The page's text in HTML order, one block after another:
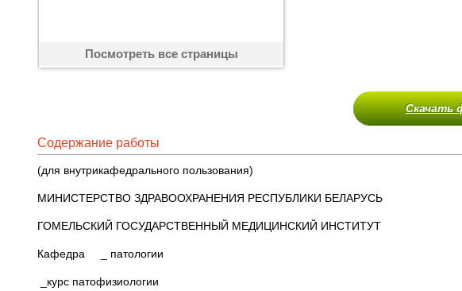
Посмотреть все страницы
Скачать
Содержание работы
(для внутрикафедрального пользования)
МИНИСТЕРСТВО ЗДРАВООХРАНЕНИЯ РЕСПУБЛИКИ БЕЛАРУСЬ
ГОМЕЛЬСКИЙ ГОСУДАРСТВЕННЫЙ МЕДИЦИНСКИЙ ИНСТИТУТ
Кафедра _ патологии
_курс патофизиологии